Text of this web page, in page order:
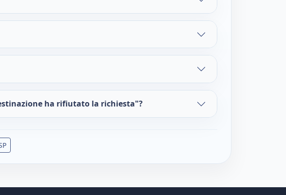
ha rifiutato la richiesta"?